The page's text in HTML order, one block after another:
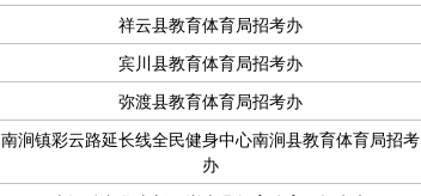
祥云县教育体育局招考办
宾川县教育体育局招考办
弥渡县教育体育局招考办
南涧镇彩云路延长线全民健身中心南涧县教育体育局招考
办